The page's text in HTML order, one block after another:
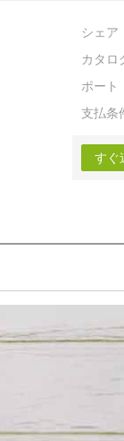
シェア
カタロ
ポート
支払条
すぐ